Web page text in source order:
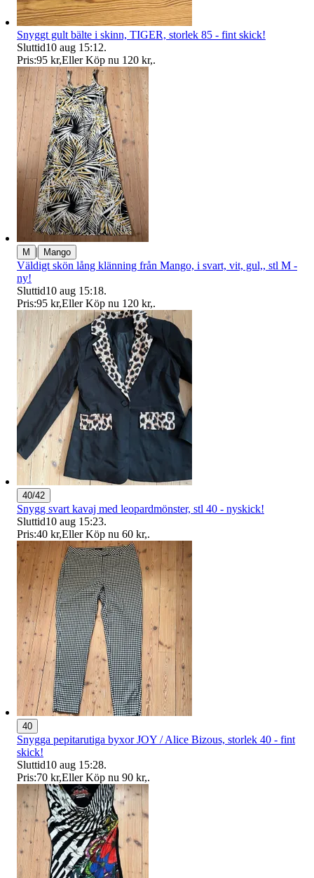
Snyggt gult bälte i skinn, TIGER, storlek 85 - fint skick!
Sluttid10 aug 15:12.
Pris:95 kr,Eller Köp nu 120 kr,.
M | Mango
Väldigt skön lång klänning från Mango, i svart, vit, gul,, stl M -
ny!
Sluttid10 aug 15:18.
Pris:95 kr,Eller Köp nu 120 kr,.
40/42
Snygg svart kavaj med leopardmönster, stl 40 - nyskick!
Sluttid10 aug 15:23.
Pris:40 kr,Eller Köp nu 60 kr,.
40
Snygga pepitarutiga byxor JOY / Alice Bizous, storlek 40 - fint
skick!
Sluttid10 aug 15:28.
Pris:70 kr,Eller Köp nu 90 kr,.